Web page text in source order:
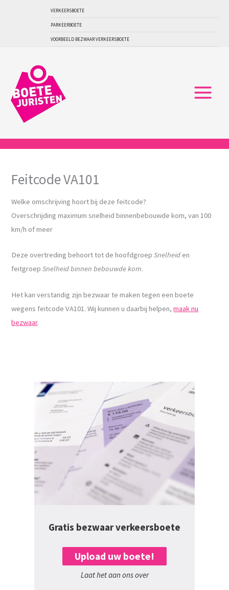
VERKEERSBOETE
PARKEERBOETE
VOORBEELD BEZWAAR VERKEERSBOETE
Feitcode VA101
Welke omschrijving hoort bij deze feitcode?
Overschrijding maximum snelheid binnenbebouwde kom, van 100
km/h of meer
Deze overtreding behoort tot de hoofdgroepSnelheid en
feitgroepSnelheid binnen bebouwde kom.
Het kan verstandig zijn bezwaar te maken tegen een boete
wegens feitcode VA101. Wij kunnen u daarbij helpen,maak nu
bezwaar.
Gratis bezwaar verkeersboete
Upload uw boete!
Laat het aan ons over